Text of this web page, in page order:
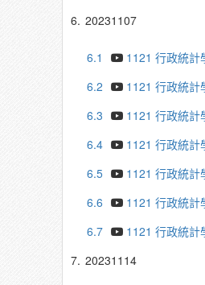
6. 20231107
6.1
1121 行政統
6.2
1121 行政統
6.3
1121 行政統
6.4
1121 行政統
6.5
1121 行政統
6.6
1121 行政統
6.7
1121 行政統
7. 20231114